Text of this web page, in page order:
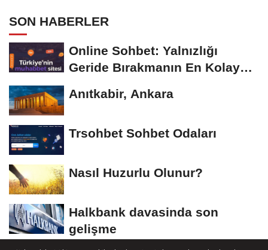
SON HABERLER
Online Sohbet: Yalnızlığı
Geride Bırakmanın En Kolay
Anıtkabir, Ankara
Trsohbet Sohbet Odaları
Nasıl Huzurlu Olunur?
Halkbank davasinda son
gelişme